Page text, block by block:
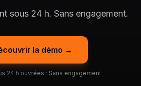
sous 24 h. Sans engagement.
la démo →
24 h ouvrées · Sans engagement